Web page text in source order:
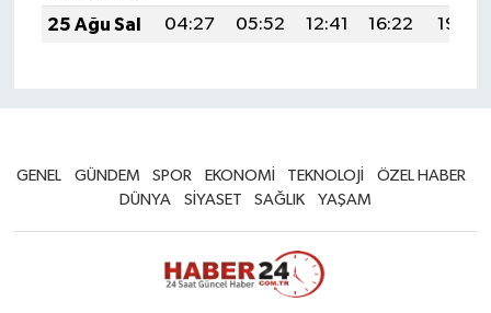
25 Ağu Sal
04:27 05:52 12:41 16:22 19:20
GENEL GÜNDEM SPOR EKONOMİ TEKNOLOJİ
ÖZEL HABER
DÜNYA
SİYASET SAĞLIK YAŞAM